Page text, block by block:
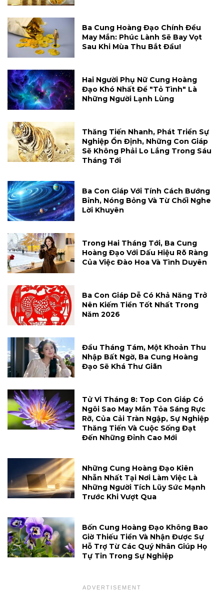
Ba Cung Hoàng Đạo Chính Đều
May Mắn: Phúc Lành Sẽ Bay Vọt
Sau Khi Mùa Thu Bắt Đầu!
Hai Người Phụ Nữ Cung Hoàng
Đạo Khó Nhất Để "tỏ Tình" Là
Những Người Lạnh Lùng
Thăng Tiến Nhanh, Phát Triển Sự
Nghiệp Ổn Định, Những Con Giáp
Sẽ Không Phải Lo Lắng Trong Sáu
Tháng Tới
Ba Con Giáp Với Tính Cách Bướng
Bỉnh, Nóng Bỏng Và Từ Chối Nghe
Lời Khuyên
Trong Hai Tháng Tới, Ba Cung
Hoàng Đạo Với Dấu Hiệu Rõ Ràng
Của Việc Đào Hoa Và Tình Duyên
Ba Con Giáp Dễ Có Khả Năng Trở
Nên Kiếm Tiền Tốt Nhất Trong
Năm 2026
Đầu Tháng Tám, Một Khoản Thu
Nhập Bất Ngờ, Ba Cung Hoàng
Đạo Sẽ Khá Thư Giãn
Tử Vi Tháng 8: Top Con Giáp Có
Ngôi Sao May Mắn Tỏa Sáng Rực
Rỡ, Của Cải Tràn Ngập, Sự Nghiệp
Thăng Tiến Và Cuộc Sống Đạt
Đến Những Đỉnh Cao Mới
Những Cung Hoàng Đạo Kiên
Nhẫn Nhất Tại Nơi Làm Việc Là
Những Người Tích Lũy Sức Mạnh
Trước Khi Vượt Qua
Bốn Cung Hoàng Đạo Không Bao
Giờ Thiếu Tiền Và Nhận Được Sự
Hỗ Trợ Từ Các Quý Nhân Giúp Họ
Tự Tin Trong Sự Nghiệp